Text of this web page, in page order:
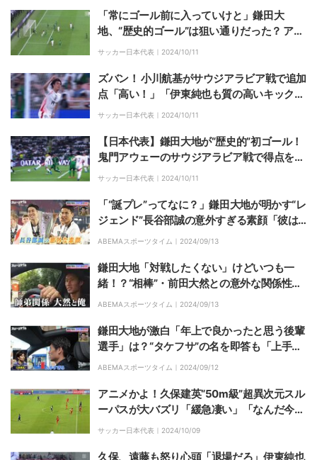
「常にゴール前に入っていけと」鎌田大
地、“歴史的ゴール”は狙い通りだった？ アウ
ェー・サウジアラビア戦で日本代表を初勝利
サッカー日本代表｜ 2024/10/11
ズバン！ 小川航基がサウジアラビア戦で追加
点「高い！」「伊東純也も質の高いキック」
「ドンピシャだ」強烈ヘディングシュートを
サッカー日本代表｜ 2024/10/11
【日本代表】鎌田大地が“歴史的”初ゴール！
鬼門アウェーのサウジアラビア戦で得点を奪
った史上初の選手に
サッカー日本代表｜ 2024/10/11
「“誕プレ”ってなに？」鎌田大地が明かす“レ
ジェンド”長谷部誠の意外すぎる素顔「彼は
最近の言葉を知らない」
ABEMAスポーツタイム｜ 2024/09/13
鎌田大地「対戦したくない」けどいつも一
緒！？“相棒”・前田大然との意外な関係性
「年上の人に可愛がられるタイプ」
ABEMAスポーツタイム｜ 2024/09/13
鎌田大地が激白「年上で良かったと思う後輩
選手」は？“タケフサ”の名を即答も「上手す
ぎるから同年代は色々思っちゃう」
ABEMAスポーツタイム｜ 2024/09/12
アニメかよ！久保建英“50m級”超異次元スル
ーパスが大バズリ「緩急凄い」「なんだ今の
パス」カメラも追いつかない超速スーパース
サッカー日本代表｜ 2024/10/09
久保、遠藤も怒り心頭「退場だろ」伊東純也